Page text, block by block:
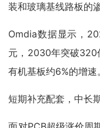
装和玻璃基线路板的
Omdia数据显示，
元，2030年突破320
有机基板约6%的增速
短期补充配套，中长